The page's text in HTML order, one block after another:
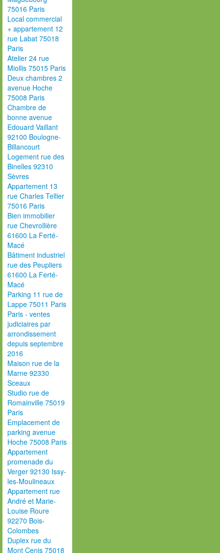
75016 Paris
Local commercial
+ appartement 12
rue Labat 75018
Paris
Atelier 24 rue
Miollis 75015 Paris
Deux chambres 2
avenue Hoche
75008 Paris
Chambre de
bonne avenue
Edouard Vaillant
92100 Boulogne-
Billancourt
Logement rue des
Binelles 92310
Sèvres
Appartement 13
rue Charles Tellier
75016 Paris
Bien immobilier
rue Chevrollière
61600 La Ferté-
Macé
Bâtiment industriel
rue des Peupliers
61600 La Ferté-
Macé
Parking 11 rue de
Lappe 75011 Paris
Paris - ventes
judiciaires par
arrondissement
depuis septembre
2016
Maison rue de la
Marne 92330
Sceaux
Studio rue de
Romainville 75019
Paris
Emplacement de
parking avenue
Hoche 75008 Paris
Appartement
promenade du
Verger 92130 Issy-
les-Moulineaux
Appartement rue
André et Marie-
Louise Roure
92270 Bois-
Colombes
Duplex rue du
Mont Cenis 75018